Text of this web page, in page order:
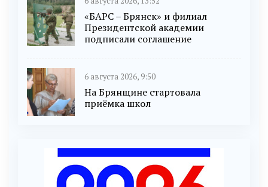
«БАРС – Брянск» и филиал
Президентской академии
подписали соглашение
6 августа 2026, 9:50
На Брянщине стартовала
приёмка школ